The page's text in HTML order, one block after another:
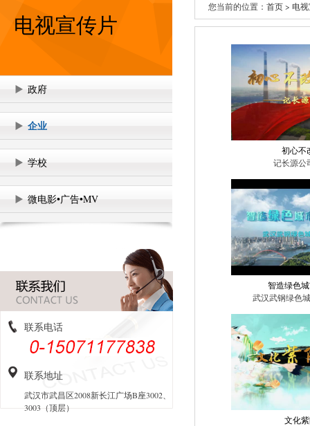
电视宣传片
政府
企业
学校
微电影•广告•MV
联系电话
联系地址
武汉市武昌区2008新长江广场B座3002、
3003（顶层）
您当前的位置： 首页> 电
初心不
记长源公
智造绿色
武汉武钢绿色
文化